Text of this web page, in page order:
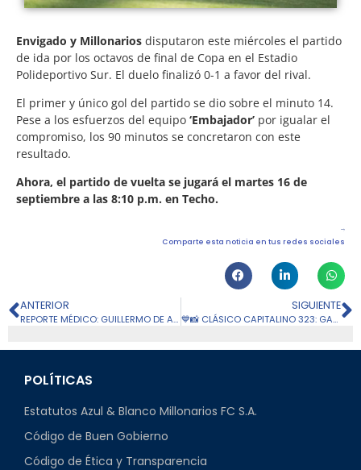
Envigado y Millonarios disputaron este miércoles el partido
de ida por los octavos de final de Copa en el Estadio
Polideportivo Sur. El duelo finalizó 0-1 a favor del rival.
El primer y único gol del partido se dio sobre el minuto 14.
Pese a los esfuerzos del equipo ‘Embajador’ por igualar el
compromiso, los 90 minutos se concretaron con este
resultado.
Ahora, el partido de vuelta se jugará el martes 16 de
septiembre a las 8:10 p.m. en Techo.
Comparte esta noticia en tus redes sociales
ANTERIOR
REPORTE MÉDICO: GUILLERMO DE AMORES
SIGUIENTE
💙📸 CLÁSICO CAPITALINO 323: GALERÍA
POLÍTICAS
Estatutos Azul & Blanco Millonarios FC S.A.
Código de Buen Gobierno
Código de Ética y Transparencia